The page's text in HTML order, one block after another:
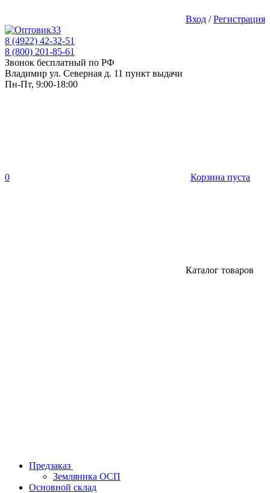
Вход /Регистрация
8 (4922) 42-32-51
8 (800) 201-85-61
Звонок бесплатный по РФ
Владимир ул. Северная д. 11 пункт выдачи
Пн-Пт, 9:00-18:00
0 Корзина пуста
Каталог товаров
Предзаказ
Земляника ОСП
Основной склад